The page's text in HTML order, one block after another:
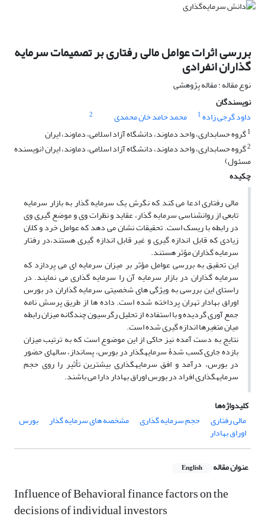
بررسی اثرات عوامل مالی رفتاری بر تصمیمات سرمایه
گذاران انفرادی
نوع مقاله : مقاله پژوهشی
نویسندگان
داود گرجی زاده1 محمد حامد خان محمدی
2
1گروه حسابداری، واحد دماوند، دانشگاه آزاد اسلامی، دماوند، ایران
2گروه حسابداری، واحد دماوند، دانشگاه آزاد اسلامی، دماوند، ایران (نویسنده
مسئول)
چکیده
مالی رفتاری ادعا می کند که نگرش یک سرمایه گذار به بازار سرمایه
تابعی از روانشناسی سرمایه گذار، عقاید و نظرات وی و موضع گیری وی
در رابطه با ریسک است. تحقیقات نشان می دهد که عوامل خرد و کلان
زیادی که قابل اندازه گیری و غیر قابل اندازه گیری هستند،در رفتار
سرمایه گذاران مؤثر هستند.
این تحقیق به بررسی عوامل مؤثر بر میزان سرمایه ای می پردازد که
سرمایه گذاران در بازار سرمایه آن را سرمایه گذاری می نمایند. در
راستای این بررسی به ویژگی های شخصیتی سرمایه گذاران در بورس
اوراق بهادار تهران پرداخته شده است. داده ها از طریق پرسش نامه
جمع آوری گردیده و با استفاده از تحلیل رگرسیون چندگانه میزان رابطه
میان متغیرها اندازه گیری شده است.
نتایج به دست آمده نیز حاکی از این موضوع است که به ترتیب میزان
بازده جاری کسب شدۀ سرمایه­گذار در بورس، پس­انداز، سالهای حضور
در بورس، درآمد و افق سرمایه­گذاری بیشترین تأثیر را روی حجم
سرمایه­گذاری افراد در بورس اوراق بهادار دارا می باشند.
کلیدواژه‌ها
مالی رفتاری
حجم سرمایه گذاری مشخصه های سرمایه گذار بورس
اوراق بهادار
عنوان مقاله English
Influence of Behavioral finance factors on the
decisions of individual investors